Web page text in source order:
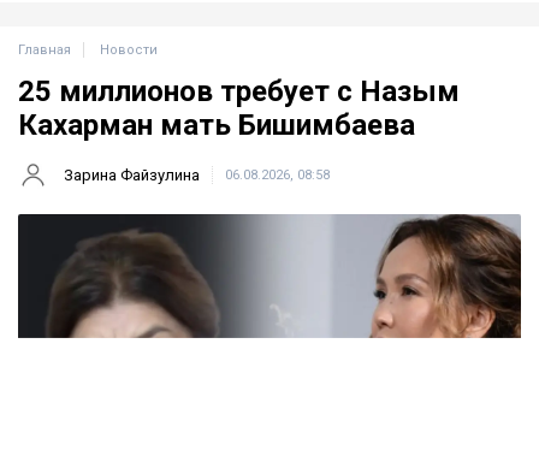
Главная Новости
25 миллионов требует с Назым
Кахарман мать Бишимбаева
Зарина Файзулина 06.08.2026, 08:58